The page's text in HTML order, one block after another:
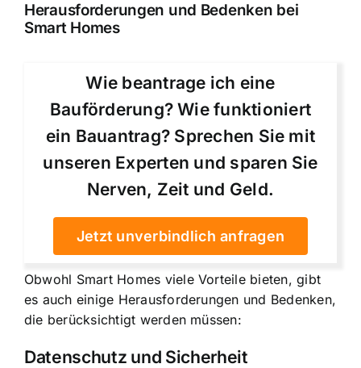
Herausforderungen und Bedenken bei
Smart Homes
Wie beantrage ich eine
Bauförderung? Wie funktioniert
ein Bauantrag? Sprechen Sie mit
unseren Experten und sparen Sie
Nerven, Zeit und Geld.
Jetzt unverbindlich anfragen
Obwohl Smart Homes viele Vorteile bieten, gibt
es auch einige Herausforderungen und Bedenken,
die berücksichtigt werden müssen:
Datenschutz und Sicherheit